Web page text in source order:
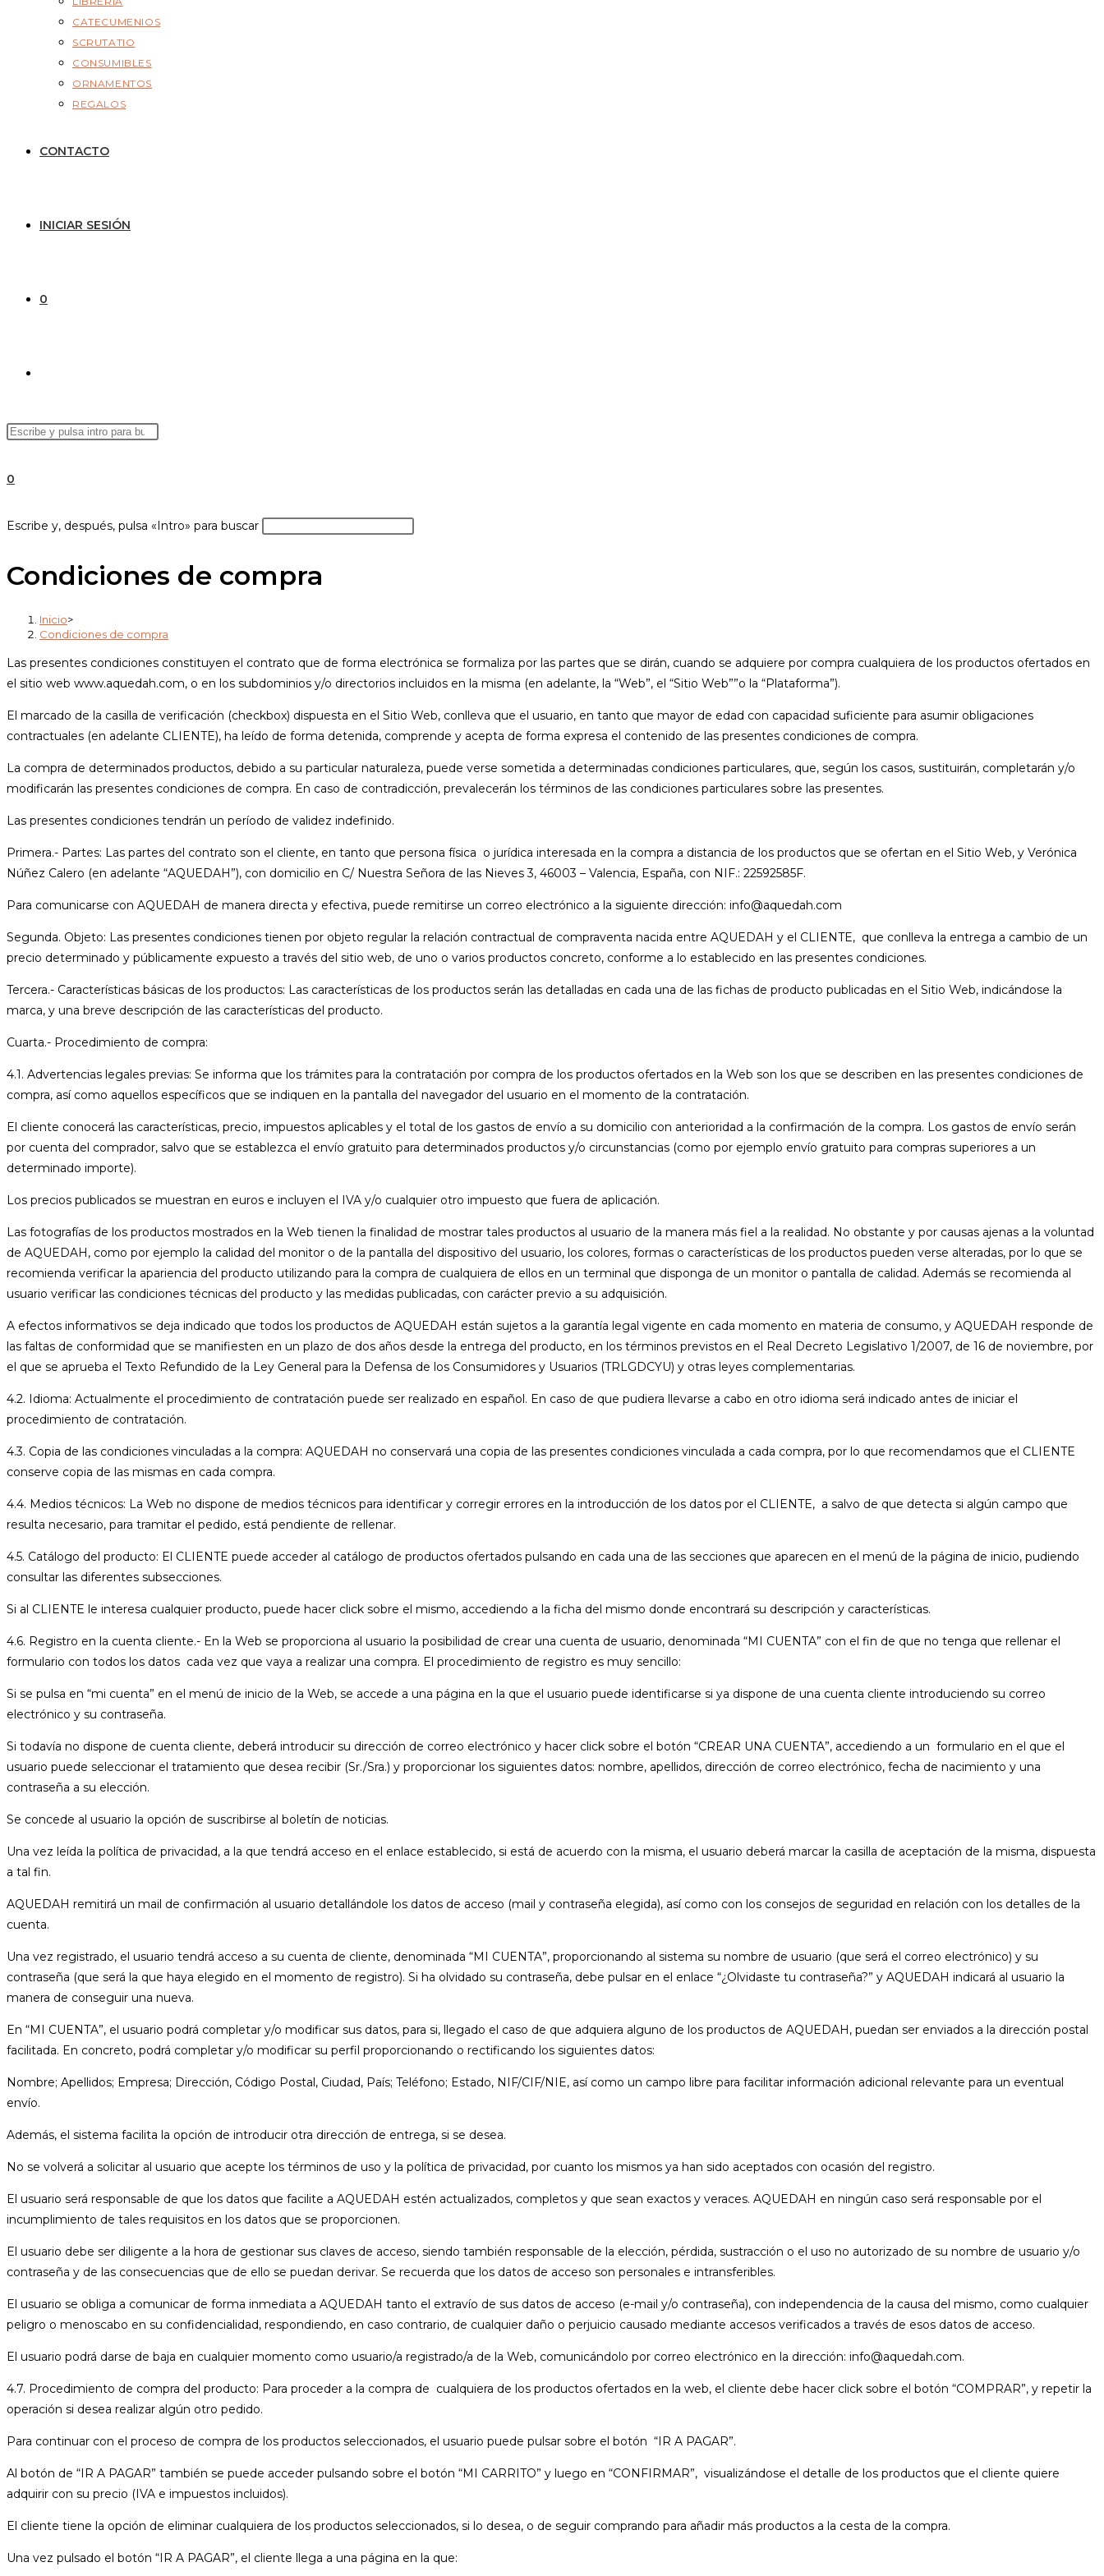
CATECUMENIOS
SCRUTATIO
CONSUMIBLES
ORNAMENTOS
REGALOS
CONTACTO
INICIAR SESIÓN
0
DE
WEB
Buscar
esta
panel
búsqueda.
0
Buscar
esta
web
Escribe y, después, pulsa «Intro» para buscar
búsqueda.
Condiciones de compra
Inicio>
Condiciones de compra
Las presentes condiciones constituyen el contrato que de forma electrónica se formaliza por las partes que se dirán, cuando se adquiere por compra cualquiera de los productos ofertados en
el sitio web www.aquedah.com, o en los subdominios y/o directorios incluidos en la misma (en adelante, la “Web”, el “Sitio Web””o la “Plataforma”).
El marcado de la casilla de verificación (checkbox) dispuesta en el Sitio Web, conlleva que el usuario, en tanto que mayor de edad con capacidad suficiente para asumir obligaciones
contractuales (en adelante CLIENTE), ha leído de forma detenida, comprende y acepta de forma expresa el contenido de las presentes condiciones de compra.
La compra de determinados productos, debido a su particular naturaleza, puede verse sometida a determinadas condiciones particulares, que, según los casos, sustituirán, completarán y/o
modificarán las presentes condiciones de compra. En caso de contradicción, prevalecerán los términos de las condiciones particulares sobre las presentes.
Las presentes condiciones tendrán un período de validez indefinido.
Primera.- Partes: Las partes del contrato son el cliente, en tanto que persona física o jurídica interesada en la compra a distancia de los productos que se ofertan en el Sitio Web, y Verónica
Núñez Calero (en adelante “AQUEDAH”), con domicilio en C/ Nuestra Señora de las Nieves 3, 46003 – Valencia, España, con NIF.: 22592585F.
Para comunicarse con AQUEDAH de manera directa y efectiva, puede remitirse un correo electrónico a la siguiente dirección: info@aquedah.com
Segunda. Objeto: Las presentes condiciones tienen por objeto regular la relación contractual de compraventa nacida entre AQUEDAH y el CLIENTE, que conlleva la entrega a cambio de un
precio determinado y públicamente expuesto a través del sitio web, de uno o varios productos concreto, conforme a lo establecido en las presentes condiciones.
Tercera.- Características básicas de los productos: Las características de los productos serán las detalladas en cada una de las fichas de producto publicadas en el Sitio Web, indicándose la
marca, y una breve descripción de las características del producto.
Cuarta.- Procedimiento de compra:
4.1. Advertencias legales previas: Se informa que los trámites para la contratación por compra de los productos ofertados en la Web son los que se describen en las presentes condiciones de
compra, así como aquellos específicos que se indiquen en la pantalla del navegador del usuario en el momento de la contratación.
El cliente conocerá las características, precio, impuestos aplicables y el total de los gastos de envío a su domicilio con anterioridad a la confirmación de la compra. Los gastos de envío serán
por cuenta del comprador, salvo que se establezca el envío gratuito para determinados productos y/o circunstancias (como por ejemplo envío gratuito para compras superiores a un
determinado importe).
Los precios publicados se muestran en euros e incluyen el IVA y/o cualquier otro impuesto que fuera de aplicación.
Las fotografías de los productos mostrados en la Web tienen la finalidad de mostrar tales productos al usuario de la manera más fiel a la realidad. No obstante y por causas ajenas a la voluntad
de AQUEDAH, como por ejemplo la calidad del monitor o de la pantalla del dispositivo del usuario, los colores, formas o características de los productos pueden verse alteradas, por lo que se
recomienda verificar la apariencia del producto utilizando para la compra de cualquiera de ellos en un terminal que disponga de un monitor o pantalla de calidad. Además se recomienda al
usuario verificar las condiciones técnicas del producto y las medidas publicadas, con carácter previo a su adquisición.
A efectos informativos se deja indicado que todos los productos de AQUEDAH están sujetos a la garantía legal vigente en cada momento en materia de consumo, y AQUEDAH responde de
las faltas de conformidad que se manifiesten en un plazo de dos años desde la entrega del producto, en los términos previstos en el Real Decreto Legislativo 1/2007, de 16 de noviembre, por
el que se aprueba el Texto Refundido de la Ley General para la Defensa de los Consumidores y Usuarios (TRLGDCYU) y otras leyes complementarias.
4.2. Idioma: Actualmente el procedimiento de contratación puede ser realizado en español. En caso de que pudiera llevarse a cabo en otro idioma será indicado antes de iniciar el
procedimiento de contratación.
4.3. Copia de las condiciones vinculadas a la compra: AQUEDAH no conservará una copia de las presentes condiciones vinculada a cada compra, por lo que recomendamos que el CLIENTE
conserve copia de las mismas en cada compra.
4.4. Medios técnicos: La Web no dispone de medios técnicos para identificar y corregir errores en la introducción de los datos por el CLIENTE, a salvo de que detecta si algún campo que
resulta necesario, para tramitar el pedido, está pendiente de rellenar.
4.5. Catálogo del producto: El CLIENTE puede acceder al catálogo de productos ofertados pulsando en cada una de las secciones que aparecen en el menú de la página de inicio, pudiendo
consultar las diferentes subsecciones.
Si al CLIENTE le interesa cualquier producto, puede hacer click sobre el mismo, accediendo a la ficha del mismo donde encontrará su descripción y características.
4.6. Registro en la cuenta cliente.- En la Web se proporciona al usuario la posibilidad de crear una cuenta de usuario, denominada “MI CUENTA” con el fin de que no tenga que rellenar el
formulario con todos los datos cada vez que vaya a realizar una compra. El procedimiento de registro es muy sencillo:
Si se pulsa en “mi cuenta” en el menú de inicio de la Web, se accede a una página en la que el usuario puede identificarse si ya dispone de una cuenta cliente introduciendo su correo
electrónico y su contraseña.
Si todavía no dispone de cuenta cliente, deberá introducir su dirección de correo electrónico y hacer click sobre el botón “CREAR UNA CUENTA”, accediendo a un formulario en el que el
usuario puede seleccionar el tratamiento que desea recibir (Sr./Sra.) y proporcionar los siguientes datos: nombre, apellidos, dirección de correo electrónico, fecha de nacimiento y una
contraseña a su elección.
Se concede al usuario la opción de suscribirse al boletín de noticias.
Una vez leída la política de privacidad, a la que tendrá acceso en el enlace establecido, si está de acuerdo con la misma, el usuario deberá marcar la casilla de aceptación de la misma, dispuesta
a tal fin.
AQUEDAH remitirá un mail de confirmación al usuario detallándole los datos de acceso (mail y contraseña elegida), así como con los consejos de seguridad en relación con los detalles de la
cuenta.
Una vez registrado, el usuario tendrá acceso a su cuenta de cliente, denominada “MI CUENTA”, proporcionando al sistema su nombre de usuario (que será el correo electrónico) y su
contraseña (que será la que haya elegido en el momento de registro). Si ha olvidado su contraseña, debe pulsar en el enlace “¿Olvidaste tu contraseña?” y AQUEDAH indicará al usuario la
manera de conseguir una nueva.
En “MI CUENTA”, el usuario podrá completar y/o modificar sus datos, para si, llegado el caso de que adquiera alguno de los productos de AQUEDAH, puedan ser enviados a la dirección postal
facilitada. En concreto, podrá completar y/o modificar su perfil proporcionando o rectificando los siguientes datos:
Nombre; Apellidos; Empresa; Dirección, Código Postal, Ciudad, País; Teléfono; Estado, NIF/CIF/NIE, así como un campo libre para facilitar información adicional relevante para un eventual
envío.
Además, el sistema facilita la opción de introducir otra dirección de entrega, si se desea.
No se volverá a solicitar al usuario que acepte los términos de uso y la política de privacidad, por cuanto los mismos ya han sido aceptados con ocasión del registro.
El usuario será responsable de que los datos que facilite a AQUEDAH estén actualizados, completos y que sean exactos y veraces. AQUEDAH en ningún caso será responsable por el
incumplimiento de tales requisitos en los datos que se proporcionen.
El usuario debe ser diligente a la hora de gestionar sus claves de acceso, siendo también responsable de la elección, pérdida, sustracción o el uso no autorizado de su nombre de usuario y/o
contraseña y de las consecuencias que de ello se puedan derivar. Se recuerda que los datos de acceso son personales e intransferibles.
El usuario se obliga a comunicar de forma inmediata a AQUEDAH tanto el extravío de sus datos de acceso (e-mail y/o contraseña), con independencia de la causa del mismo, como cualquier
peligro o menoscabo en su confidencialidad, respondiendo, en caso contrario, de cualquier daño o perjuicio causado mediante accesos verificados a través de esos datos de acceso.
El usuario podrá darse de baja en cualquier momento como usuario/a registrado/a de la Web, comunicándolo por correo electrónico en la dirección: info@aquedah.com.
4.7. Procedimiento de compra del producto: Para proceder a la compra de cualquiera de los productos ofertados en la web, el cliente debe hacer click sobre el botón “COMPRAR”, y repetir la
operación si desea realizar algún otro pedido.
Para continuar con el proceso de compra de los productos seleccionados, el usuario puede pulsar sobre el botón “IR A PAGAR”.
Al botón de “IR A PAGAR” también se puede acceder pulsando sobre el botón “MI CARRITO” y luego en “CONFIRMAR”, visualizándose el detalle de los productos que el cliente quiere
adquirir con su precio (IVA e impuestos incluidos).
El cliente tiene la opción de eliminar cualquiera de los productos seleccionados, si lo desea, o de seguir comprando para añadir más productos a la cesta de la compra.
Una vez pulsado el botón “IR A PAGAR”, el cliente llega a una página en la que: